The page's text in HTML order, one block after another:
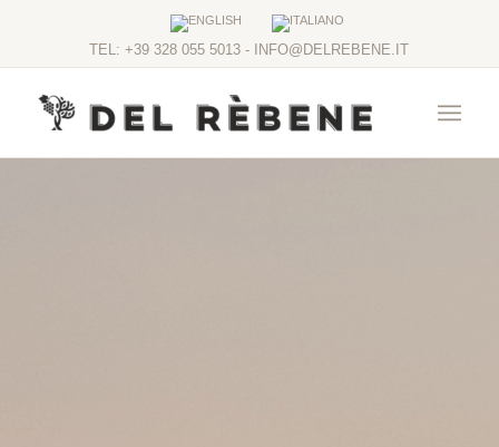
TEL: +39 328 055 5013 - INFO@DELREBENE.IT